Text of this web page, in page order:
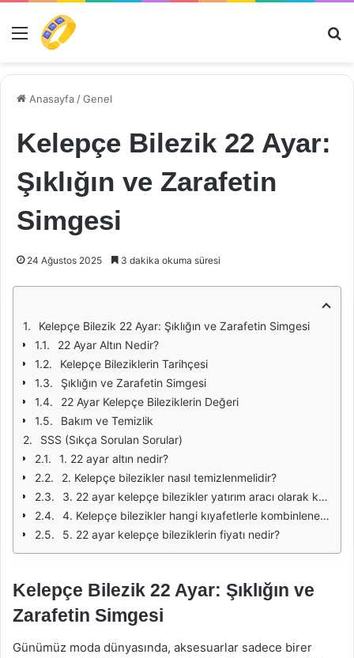
Menü
Anasayfa /Genel
Kelepçe Bilezik 22 Ayar:
Şıklığın ve Zarafetin
Simgesi
24 Ağustos 2025 3 dakika okuma süresi
Kelepçe Bilezik 22 Ayar: Şıklığın ve Zarafetin Simgesi
22 Ayar Altın Nedir?
Kelepçe Bileziklerin Tarihçesi
Şıklığın ve Zarafetin Simgesi
22 Ayar Kelepçe Bileziklerin Değeri
Bakım ve Temizlik
SSS (Sıkça Sorulan Sorular)
1. 22 ayar altın nedir?
2. Kelepçe bilezikler nasıl temizlenmelidir?
3. 22 ayar kelepçe bilezikler yatırım aracı olarak kullanılabilir mi?
4. Kelepçe bilezikler hangi kıyafetlerle kombinlenebilir?
5. 22 ayar kelepçe bileziklerin fiyatı nedir?
Kelepçe Bilezik 22 Ayar: Şıklığın ve
Zarafetin Simgesi
Günümüz moda dünyasında, aksesuarlar sadece birer